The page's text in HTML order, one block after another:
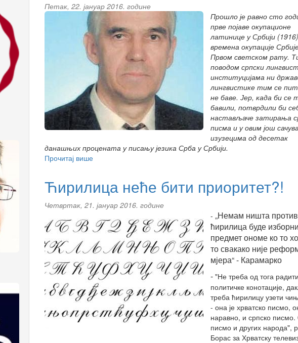
Петак, 22. јануар 2016. године
Прошло је равно сто
прве појаве окупационе
латинице у Србији
времена окупације
Првом светском рату.
поводом српски
институцијама ни
лингвистике тим се
не баве. Јер, када би се
бавили, потврдили би
настављаче затирања
писма и у овим још
изузецима од десетак
данашњих процената у писању језика Срба у Србији.
Прочитај вишеabout
Сто
година
од
прве
окупације
ћирилице
у
Србији
Ћирилица неће бити приоритет?!
Четвртак, 21. јануар 2016. године
- „Немам ништа
ћирилица буде изборни
предмет ономе ко то
то свакако није
мјера“ - Карамарко
- "Не треба од тога радити
политичке конотације,
треба ћирилицу узети
- она је хрватско писмо,
наравно, и српско писмо.
писмо и других народа",
Борас за Хрватску